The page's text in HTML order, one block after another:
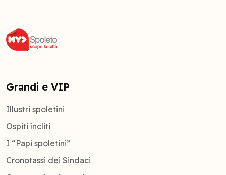
Grandi e VIP
Illustri spoletini
Ospiti ìncliti
I “Papi spoletini”
Cronotassi dei Sindaci